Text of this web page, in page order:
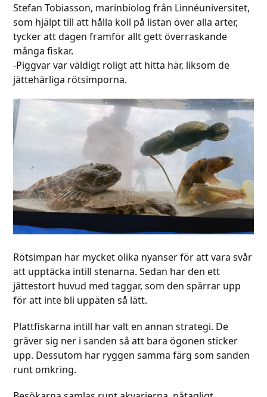
Stefan Tobiasson, marinbiolog från Linnéuniversitet,
som hjälpt till att hålla koll på listan över alla arter,
tycker att dagen framför allt gett överraskande
många fiskar.
-Piggvar var väldigt roligt att hitta här, liksom de
jättehärliga rötsimporna.
Rötsimpan har mycket olika nyanser för att vara svår
att upptäcka intill stenarna. Sedan har den ett
jättestort huvud med taggar, som den spärrar upp
för att inte bli uppäten så lätt.
Plattfiskarna intill har valt en annan strategi. De
gräver sig ner i sanden så att bara ögonen sticker
upp. Dessutom har ryggen samma färg som sanden
runt omkring.